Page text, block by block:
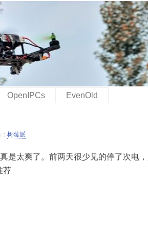
”
OpenIPCs EvenOld
树莓派
是太爽了。前两天很少见的停了次电
荐